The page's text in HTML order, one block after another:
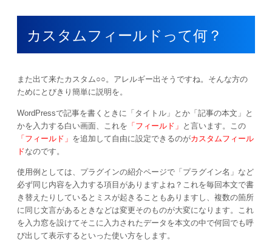
カスタムフィールドって何？
また出て来たカスタム○○。アレルギー出そうですね。そんな方の
ためにとびきり簡単に説明を。
WordPressで記事を書くときに「タイトル」とか「記事の本文」と
かを入力する白い画面、これを 「フィールド」 と言います。この
「フィールド」 を追加して自由に設定できるのがカスタムフィール
ドなのです。
使用例としては、プラグインの紹介ページで「プラグイン名」など
必ず同じ内容を入力する項目がありますよね？これを毎回本文で書
き替えたりしているとミスが起きることもありますし、複数の箇所
に同じ文言があるときなどは変更そのものが大変になります。これ
を入力窓を設けてそこに入力されたデータを本文の中で何回でも呼
び出して表示するといった使い方をします。